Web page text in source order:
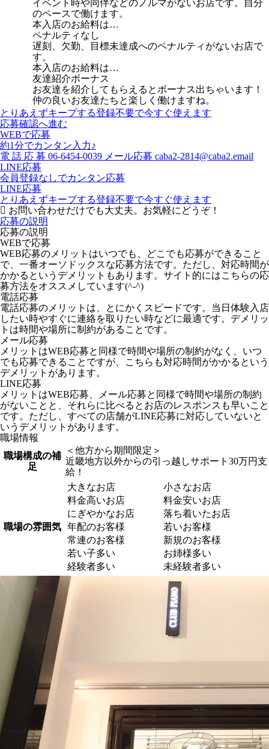
イベント時や同伴などのノルマがないお店です。自分
のペースで働けます。
本入店のお給料は…
ペナルティなし
遅刻、欠勤、目標未達成へのペナルティがないお店で
す。
本入店のお給料は…
友達紹介ボーナス
お友達を紹介してもらえるとボーナス出ちゃいます！
仲の良いお友達たちと楽しく働けますね。
とりあえずキープする登録不要で今すぐ使えます
応募確認へ進む
WEBで応募
約1分でカンタン入力♪
電 話 応 募 06-6454-0039 メール応募 caba2-2814@caba2.email
LINE応募
会員登録なしでカンタン応募
LINE応募
とりあえずキープする登録不要で今すぐ使えます
お問い合わせだけでも大丈夫。お気軽にどうぞ！
応募の説明
応募の説明
WEBで応募
WEB応募のメリットはいつでも、どこでも応募ができること
で、一番オーソドックスな応募方法です。ただし、対応時間が
かかるというデメリットもあります。サイト的にはこちらの応
募方法をオススメしています(^-^)
電話応募
電話応募のメリットは、とにかくスピードです。当日体験入店
したい時やすぐに連絡を取りたい時などに最適です。デメリッ
トは時間や場所に制約があることです。
メール応募
メリットはWEB応募と同様で時間や場所の制約がなく、いつ
でも応募できることですが、こちらも対応時間がかかるという
デメリットがあります。
LINE応募
メリットはWEB応募、メール応募と同様で時間や場所の制約
がないことと、それらに比べるとお店のレスポンスも早いこと
です。ただし、すべての店舗がLINE応募に対応していないと
いうデメリットがあります。
職場情報
職場構成の補
足
＜他方から期間限定＞
近畿地方以外からの引っ越しサポート30万円支
給！
職場の雰囲気
大きなお店
小さなお店
料金高いお店
料金安いお店
にぎやかなお店
落ち着いたお店
年配のお客様
若いお客様
常連のお客様
新規のお客様
若い子多い
お姉様多い
経験者多い
未経験者多い